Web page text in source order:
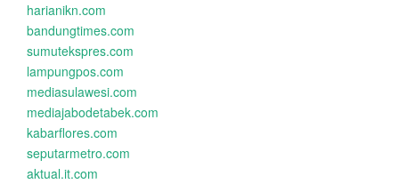
harianikn.com
bandungtimes.com
sumutekspres.com
lampungpos.com
mediasulawesi.com
mediajabodetabek.com
kabarflores.com
seputarmetro.com
aktual.it.com